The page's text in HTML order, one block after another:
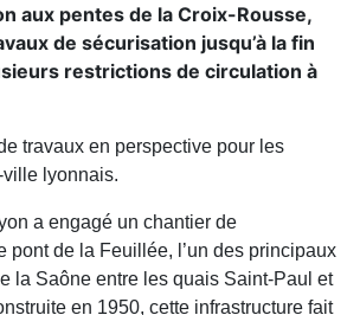
aux pentes de la Croix-Rousse,
de sécurisation jusqu’à la fin
restrictions de circulation à
travaux en perspective pour les
lyonnais.
a engagé un chantier de
pont de la Feuillée, l’un des principaux
la Saône entre les quais Saint-Paul et
en 1950, cette infrastructure fait